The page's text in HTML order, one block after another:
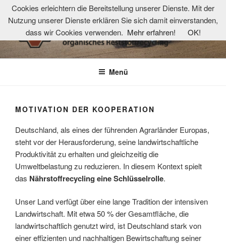
Zum
Inhalt
springen
TKOR-NETZWERK
Technologie- und Kompetenzzentrum organisches Reststoffrecycling
Menü
MOTIVATION DER KOOPERATION
Deutschland, als eines der führenden Agrarländer Europas,
steht vor der Herausforderung, seine landwirtschaftliche
Produktivität zu erhalten und gleichzeitig die
Umweltbelastung zu reduzieren. In diesem Kontext spielt
das Nährstoffrecycling eine Schlüsselrolle.
Unser Land verfügt über eine lange Tradition der intensiven
Landwirtschaft. Mit etwa 50 % der Gesamtfläche, die
landwirtschaftlich genutzt wird, ist Deutschland stark von
einer effizienten und nachhaltigen Bewirtschaftung seiner
Cookies erleichtern die Bereitstellung unserer Dienste. Mit der
Nutzung unserer Dienste erklären Sie sich damit einverstanden,
dass wir Cookies verwenden. Mehr erfahren! OK!